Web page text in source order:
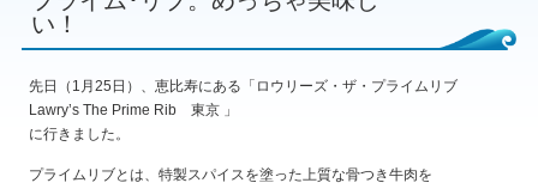
い！
先日（1月25日）、恵比寿にある「ロウリーズ・ザ・プライムリブ
Lawry’s The Prime Rib 東京 」
に行きました。
プライムリブとは、特製スパイスを塗った上質な骨つき牛肉を